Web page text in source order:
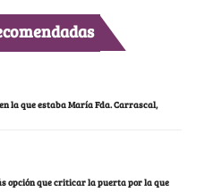
la que estaba María Fda. Carrascal,
opción que criticar la puerta por la que